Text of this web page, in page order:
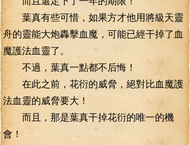
葉真有些可惜，如果方才他用將級天靈
舟的靈能大炮轟擊血魔，可能已經干掉了血
魔護法血靈了。
不過，葉真一點都不后悔！
在此之前，花衍的威脅，絕對比血魔護
法血靈的威脅要大！
而且，那是葉真干掉花衍的唯一的機
會！